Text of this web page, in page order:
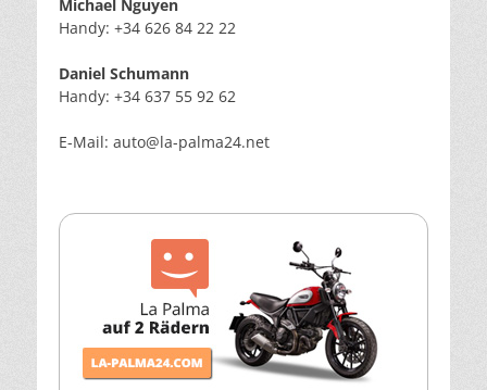
Michael Nguyen
Handy: +34 626 84 22 22
Daniel Schumann
Handy: +34 637 55 92 62
E-Mail: auto@la-palma24.net